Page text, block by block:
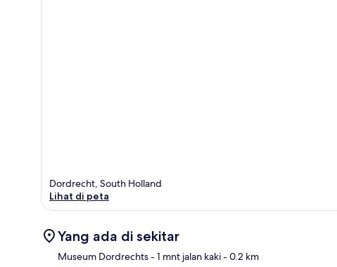
Dordrecht, South Holland
Lihat di peta
Yang ada di sekitar
Museum Dordrechts- 1 mnt jalan kaki- 0.2 km